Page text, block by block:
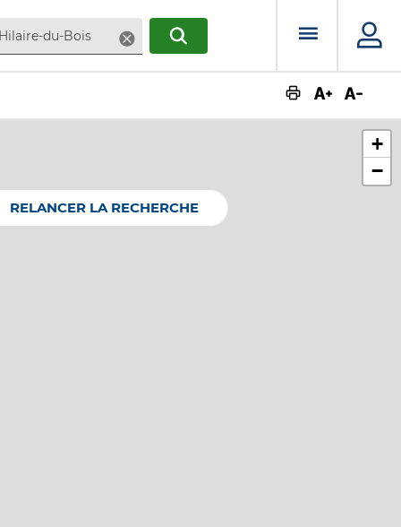
SupprimerRECHERCHERMenu
+
−
RELANCER LA RECHERCHE